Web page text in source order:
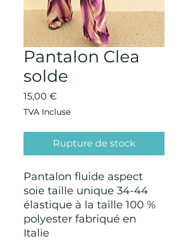
Pantalon Clea
solde
15,00 €
TVA Incluse
Rupture de stock
Pantalon fluide aspect
soie taille unique 34-44
élastique à la taille 100 %
polyester fabriqué en
Italie